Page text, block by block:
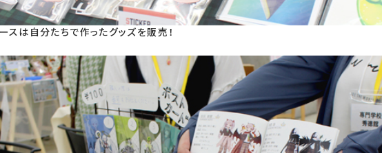
スは自分たちで作ったグッズを販売！